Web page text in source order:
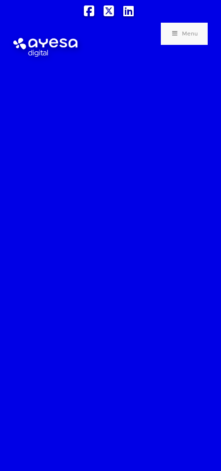
Facebook
X LinkedIn
Menu